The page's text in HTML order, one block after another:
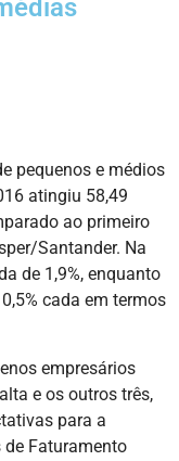
pequenos e médios
atingiu 58,49
ao primeiro
Santander. Na
de 1,9%, enquanto
cada em termos
empresários
e os outros três,
para a
de Faturamento